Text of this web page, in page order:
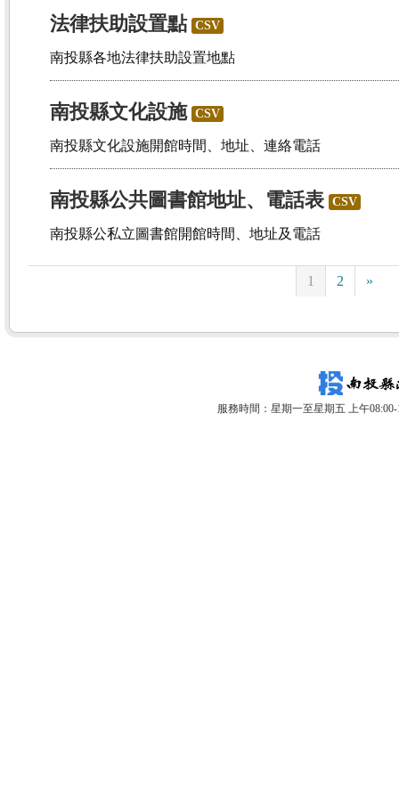
法律扶助設置點 CSV
南投縣各地法律扶助設置地點
南投縣文化設施 CSV
南投縣文化設施開館時間、地址、連絡電話
南投縣公共圖書館地址、電話表 CSV
南投縣公私立圖書館開館時間、地址及電話
1 2 »
服務時間：星期一至星期五 上午